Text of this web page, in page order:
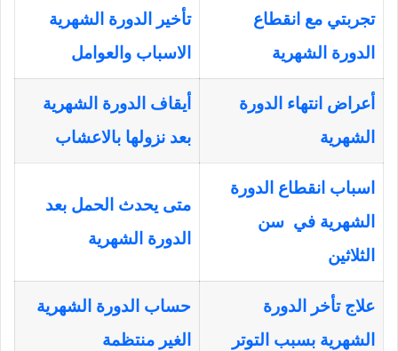
تجربتي مع انقطاع
الدورة الشهرية
تأخير الدورة الشهرية
الاسباب والعوامل
أعراض انتهاء الدورة
الشهرية
أيقاف الدورة الشهرية
بعد نزولها بالاعشاب
اسباب انقطاع الدورة
الشهرية في سن
الثلاثين
متى يحدث الحمل بعد
الدورة الشهرية
علاج تأخر الدورة
الشهرية بسبب التوتر
حساب الدورة الشهرية
الغير منتظمة